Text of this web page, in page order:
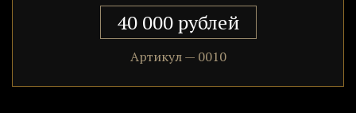
Икону можно преподносить при рождении, крещении, а
также в день именин Сергея: 15 и 27 января, 5 марта, 2 и 25
апреля, 1 июня, 18 июля, 25 августа, 24 сентября, 20 и 29
октября, 29 ноября, 11 декабря.
40 000 рублей
Артикул — 0010